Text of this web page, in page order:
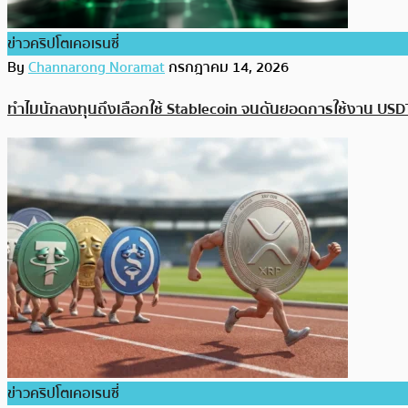
ข่าวคริปโตเคอเรนซี่
ByChannarong Noramatกรกฎาคม 14, 2026
ทำไมนักลงทุนถึงเลือกใช้ Stablecoin จนดันยอดการใช้งาน
ข่าวคริปโตเคอเรนซี่